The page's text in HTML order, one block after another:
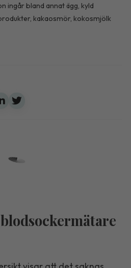
ingår bland annat ägg, kyld
kakaosmör, kokosmjölk